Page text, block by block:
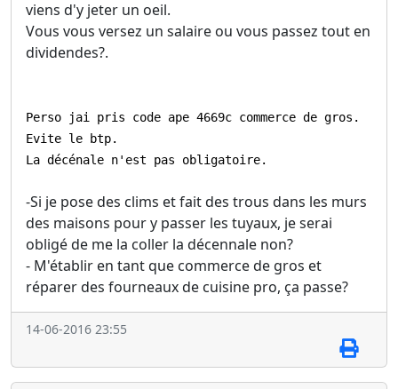
viens d'y jeter un oeil.
Vous vous versez un salaire ou vous passez tout en
dividendes?.
Perso jai pris code ape 4669c commerce de gros.
Evite le btp.
La décénale n'est pas obligatoire.
-Si je pose des clims et fait des trous dans les murs
des maisons pour y passer les tuyaux, je serai
obligé de me la coller la décennale non?
- M'établir en tant que commerce de gros et
réparer des fourneaux de cuisine pro, ça passe?
14-06-2016 23:55